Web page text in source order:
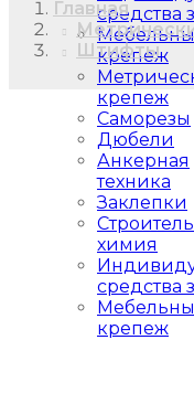
средства
крепеж
крепеж
Саморезы
Дюбели
Анкерная
техника
Заклепки
химия
средства
крепеж
Главная
Штифты